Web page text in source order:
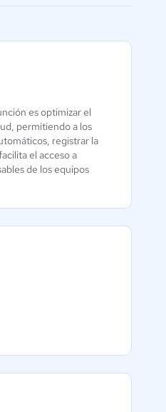
TINC CMMS
4.5 / 5
es optimizar el
permitiendo a los
registrar la
el acceso a
de los equipos